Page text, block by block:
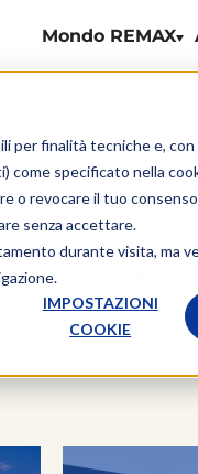
per finalità tecniche e,
come specificato nella
revocare il tuo
senza accettare.
durante visita, ma
IMPOSTAZIONI
COOKIE
Mondo REMAX
Immobiliare
Interviste